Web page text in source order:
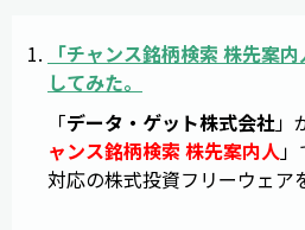
「チャンス銘柄検索 株先案内
してみた。
「データ・ゲット株式会社」
ャンス銘柄検索 株先案内人」
対応の株式投資フリーウェア